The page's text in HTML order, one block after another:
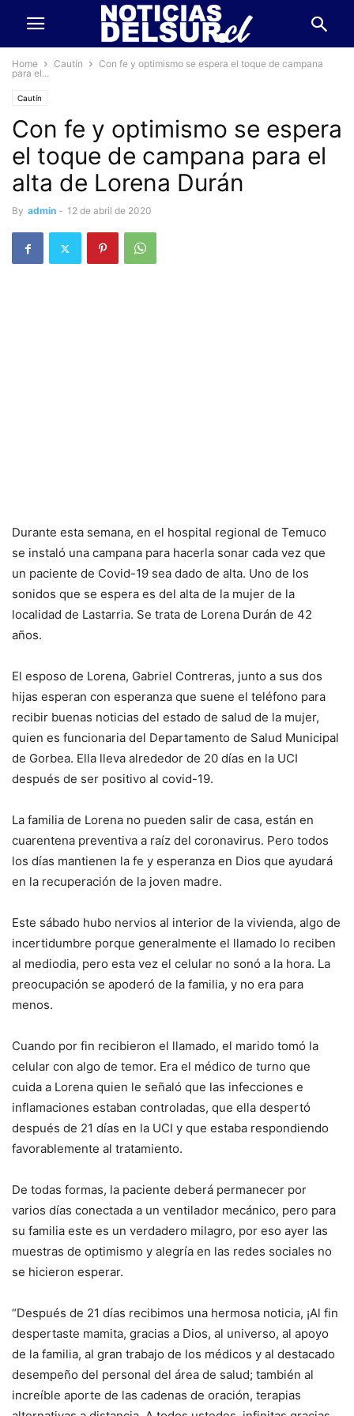
Home Cautín
Con fe y optimismo se espera el toque de campana
para el...
Cautín
Con fe y optimismo se espera
el toque de campana para el
alta de Lorena Durán
By admin - 12 de abril de 2020
Durante esta semana, en el hospital regional de Temuco
se instaló una campana para hacerla sonar cada vez que
un paciente de Covid-19 sea dado de alta. Uno de los
sonidos que se espera es del alta de la mujer de la
localidad de Lastarria. Se trata de Lorena Durán de 42
años.
El esposo de Lorena, Gabriel Contreras, junto a sus dos
hijas esperan con esperanza que suene el teléfono para
recibir buenas noticias del estado de salud de la mujer,
quien es funcionaria del Departamento de Salud Municipal
de Gorbea. Ella lleva alrededor de 20 días en la UCI
después de ser positivo al covid-19.
La familia de Lorena no pueden salir de casa, están en
cuarentena preventiva a raíz del coronavirus. Pero todos
los días mantienen la fe y esperanza en Dios que ayudará
en la recuperación de la joven madre.
Este sábado hubo nervios al interior de la vivienda, algo de
incertidumbre porque generalmente el llamado lo reciben
al mediodia, pero esta vez el celular no sonó a la hora. La
preocupación se apoderó de la familia, y no era para
menos.
Cuando por fin recibieron el llamado, el marido tomó la
celular con algo de temor. Era el médico de turno que
cuida a Lorena quien le señaló que las infecciones e
inflamaciones estaban controladas, que ella despertó
después de 21 días en la UCI y que estaba respondiendo
favorablemente al tratamiento.
De todas formas, la paciente deberá permanecer por
varios días conectada a un ventilador mecánico, pero para
su familia este es un verdadero milagro, por eso ayer las
muestras de optimismo y alegría en las redes sociales no
se hicieron esperar.
“Después de 21 días recibimos una hermosa noticia, ¡Al fin
despertaste mamita, gracias a Dios, al universo, al apoyo
de la familia, al gran trabajo de los médicos y al destacado
desempeño del personal del área de salud; también al
increíble aporte de las cadenas de oración, terapias